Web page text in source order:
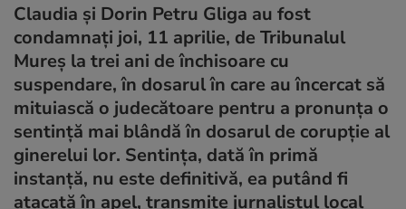
Claudia și Dorin Petru Gliga au fost
condamnați joi, 11 aprilie, de Tribunalul
Mureș la trei ani de închisoare cu
suspendare, în dosarul în care au încercat să
mituiască o judecătoare pentru a pronunța o
sentinţă mai blândă în dosarul de corupție al
ginerelui lor. Sentința, dată în primă
instanță, nu este definitivă, ea putând fi
atacată în apel, transmite jurnalistul local